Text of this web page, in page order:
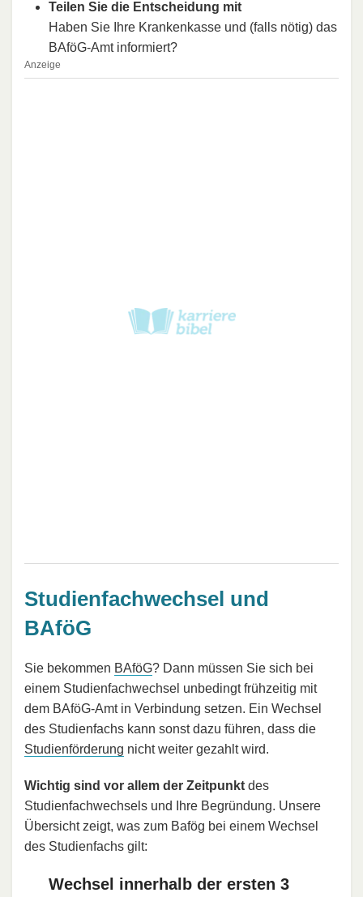
Teilen Sie die Entscheidung mit
Haben Sie Ihre Krankenkasse und (falls nötig) das
BAföG-Amt informiert?
Anzeige
Studienfachwechsel und
BAföG
Sie bekommen BAföG? Dann müssen Sie sich bei
einem Studienfachwechsel unbedingt frühzeitig mit
dem BAföG-Amt in Verbindung setzen. Ein Wechsel
des Studienfachs kann sonst dazu führen, dass die
Studienförderung nicht weiter gezahlt wird.
Wichtig sind vor allem der Zeitpunkt des
Studienfachwechsels und Ihre Begründung. Unsere
Übersicht zeigt, was zum Bafög bei einem Wechsel
des Studienfachs gilt:
Wechsel innerhalb der ersten 3